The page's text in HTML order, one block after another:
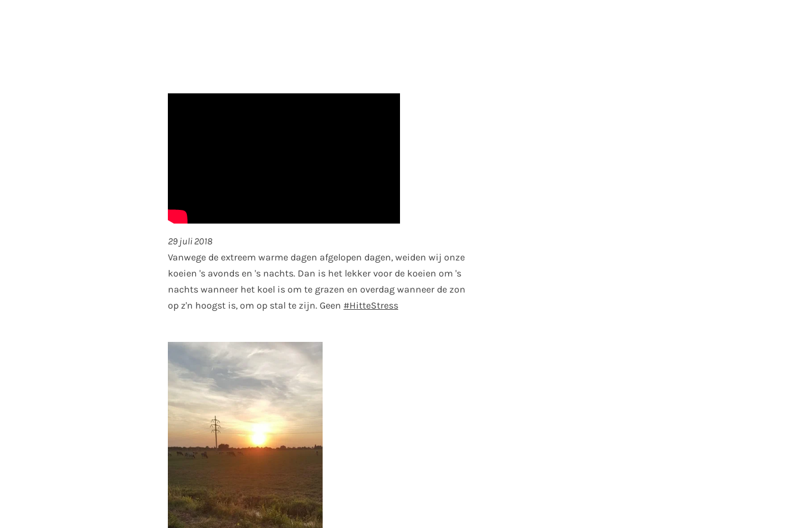
29 juli 2018
Vanwege de extreem warme dagen afgelopen dagen, weiden wij onze
koeien 's avonds en 's nachts. Dan is het lekker voor de koeien om 's
nachts wanneer het koel is om te grazen en overdag wanneer de zon
op z'n hoogst is, om op stal te zijn. Geen #HitteStress